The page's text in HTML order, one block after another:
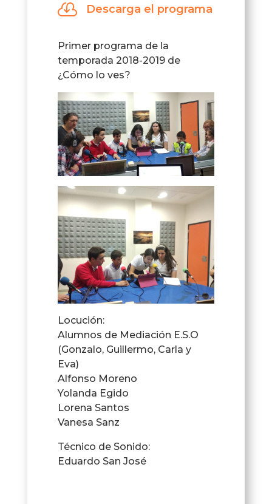
 Descarga el programa
Primer programa de la
temporada 2018-2019 de
¿Cómo lo ves?
Locución:
Alumnos de Mediación E.S.O
(Gonzalo, Guillermo, Carla y
Eva)
Alfonso Moreno
Yolanda Egido
Lorena Santos
Vanesa Sanz
Técnico de Sonido:
Eduardo San José